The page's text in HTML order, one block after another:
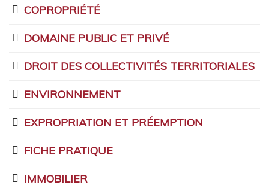
COPROPRIÉTÉ
DOMAINE PUBLIC ET PRIVÉ
DROIT DES COLLECTIVITÉS TERRITORIALES
ENVIRONNEMENT
EXPROPRIATION ET PRÉEMPTION
FICHE PRATIQUE
IMMOBILIER